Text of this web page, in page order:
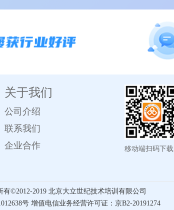
关于我们
公司介绍
联系我们
企业合作
移动端扫码下载
有©️2012-2019 北京大立世纪技术培训有限公司
号 增值电信业务经营许可证：京B2-20191274